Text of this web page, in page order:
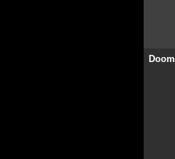
Doom